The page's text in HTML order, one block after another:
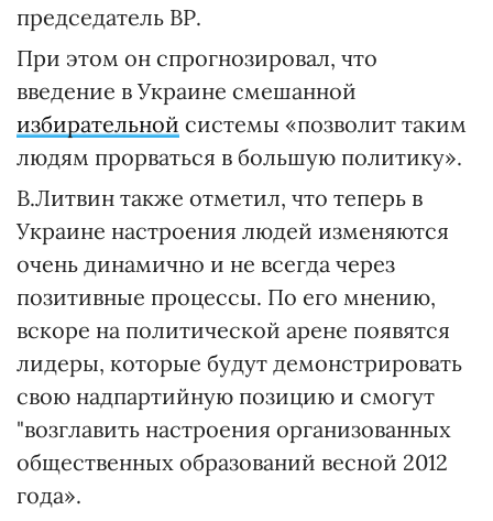
председатель ВР.
При этом он спрогнозировал, что
введение в Украине смешанной
избирательной системы «позволит таким
людям прорваться в большую политику».
В.Литвин также отметил, что теперь в
Украине настроения людей изменяются
очень динамично и не всегда через
позитивные процессы. По его мнению,
вскоре на политической арене появятся
лидеры, которые будут демонстрировать
свою надпартийную позицию и смогут
"возглавить настроения организованных
общественных образований весной 2012
года».